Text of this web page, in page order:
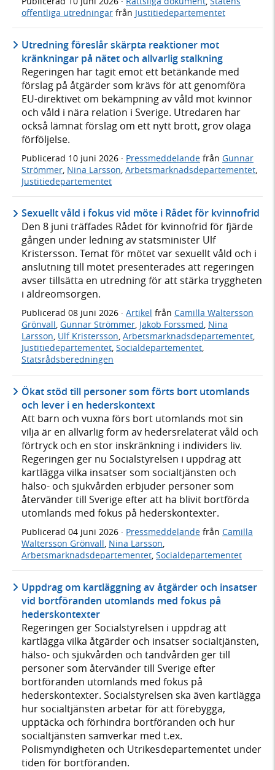
offentliga utredningar från Justitiedepartementet
Utredning föreslår skärpta reaktioner mot
kränkningar på nätet och allvarlig stalkning
Regeringen har tagit emot ett betänkande med
förslag på åtgärder som krävs för att genomföra
EU-direktivet om bekämpning av våld mot kvinnor
och våld i nära relation i Sverige. Utredaren har
också lämnat förslag om ett nytt brott, grov olaga
förföljelse.
Publicerad 10 juni 2026 · Pressmeddelande från Gunnar
Strömmer Nina Larsson Arbetsmarknadsdepartementet
Justitiedepartementet
Sexuellt våld i fokus vid möte i Rådet för kvinnofrid
Den 8 juni träffades Rådet för kvinnofrid för fjärde
gången under ledning av statsminister Ulf
Kristersson. Temat för mötet var sexuellt våld och i
anslutning till mötet presenterades att regeringen
avser tillsätta en utredning för att stärka tryggheten
i äldreomsorgen.
Publicerad 08 juni 2026 · Artikel från Camilla Waltersson
Grönvall, Gunnar Strömmer, Jakob Forssmed, Nina
Larsson, Ulf Kristersson, Arbetsmarknadsdepartementet,
Justitiedepartementet, Socialdepartementet,
Statsrådsberedningen
Ökat stöd till personer som förts bort utomlands
och lever i en hederskontext
Att barn och vuxna förs bort utomlands mot sin
vilja är en allvarlig form av hedersrelaterat våld och
förtryck och en stor inskränkning i individers liv.
Regeringen ger nu Socialstyrelsen i uppdrag att
kartlägga vilka insatser som socialtjänsten och
hälso- och sjukvården erbjuder personer som
återvänder till Sverige efter att ha blivit bortförda
utomlands med fokus på hederskontexter.
Publicerad 04 juni 2026 · Pressmeddelande från Camilla
Waltersson Grönvall, Nina Larsson,
Arbetsmarknadsdepartementet, Socialdepartementet
Uppdrag om kartläggning av åtgärder och insatser
vid bortföranden utomlands med fokus på
hederskontexter
Regeringen ger Socialstyrelsen i uppdrag att
kartlägga vilka åtgärder och insatser socialtjänsten,
hälso- och sjukvården och tandvården ger till
personer som återvänder till Sverige efter
bortföranden utomlands med fokus på
hederskontexter. Socialstyrelsen ska även kartlägga
hur socialtjänsten arbetar för att förebygga,
upptäcka och förhindra bortföranden och hur
socialtjänsten samverkar med t.ex.
Polismyndigheten och Utrikesdepartementet under
tiden för bortföranden.